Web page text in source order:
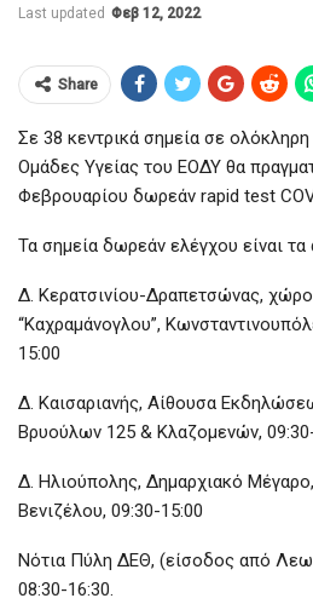
Last updated Φεβ 12, 2022
Share
Σε 38 κεντρικά σημεία σε ολόκληρη
Ομάδες Υγείας του ΕΟΔΥ θα
Φεβρουαρίου δωρεάν rapid test
Τα σημεία δωρεάν ελέγχου είναι τα
Δ. Κερατσινίου-Δραπετσώνας,
“Καχραμάνογλου”,
15:00
Δ. Καισαριανής, Αίθουσα
Βρυούλων 125 & Κλαζομενών,
Δ. Ηλιούπολης, Δημαρχιακό
Βενιζέλου, 09:30-15:00
Νότια Πύλη ΔΕΘ, (είσοδος από
08:30-16:30.